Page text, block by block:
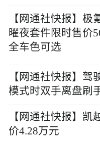
【网通社快报】极
曜夜套件限时售价
全车色可选
【网通社快报】驾
模式时双手离盘刷
【网通社快报】凯
价4.28万元